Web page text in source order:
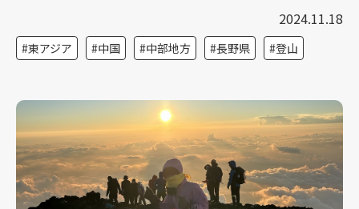
2024.11.18
東アジア 中国 中部地方 長野県 登山